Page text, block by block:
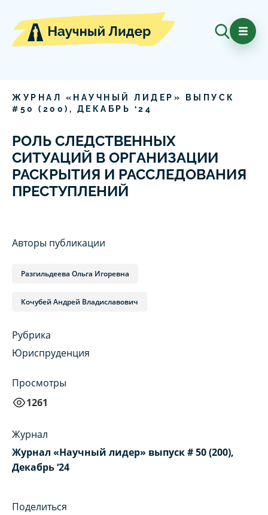
ЖУРНАЛ «НАУЧНЫЙ ЛИДЕР» ВЫПУСК
# 50 ( 200 ), ДЕКАБРЬ ‘24
РОЛЬ СЛЕДСТВЕННЫХ
СИТУАЦИЙ В ОРГАНИЗАЦИИ
РАСКРЫТИЯ И РАССЛЕДОВАНИЯ
ПРЕСТУПЛЕНИЙ
Авторы публикации
Разгильдеева Ольга Игоревна
Кочубей Андрей Владиславович
Рубрика
Юриспруденция
Просмотры
1261
Журнал
Журнал «Научный лидер» выпуск # 50 (200),
Декабрь ‘24
Поделиться